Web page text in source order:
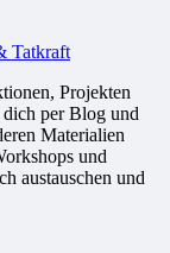
Tatkraft
Projekten
dich per Blog und
Materialien
und
austauschen und